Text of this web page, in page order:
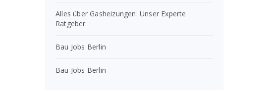
Alles über Gasheizungen: Unser Experte
Ratgeber
Bau Jobs Berlin
Bau Jobs Berlin